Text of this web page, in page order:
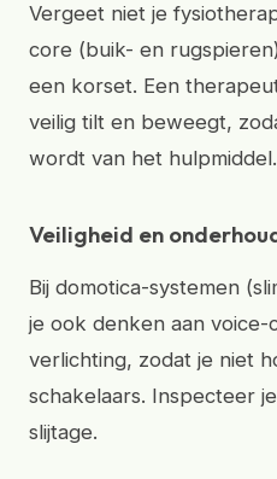
Vergeet niet je
core (buik- en
een korset. Een
veilig tilt en beweegt,
wordt van het hulpmiddel.
Veiligheid en
Bij domotica-systemen
je ook denken aan voice-
verlichting, zodat je niet
schakelaars. Inspecteer
slijtage.